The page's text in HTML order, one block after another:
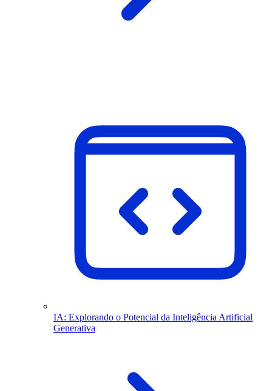
IA: Explorando o Potencial da Inteligência Artificial
Generativa